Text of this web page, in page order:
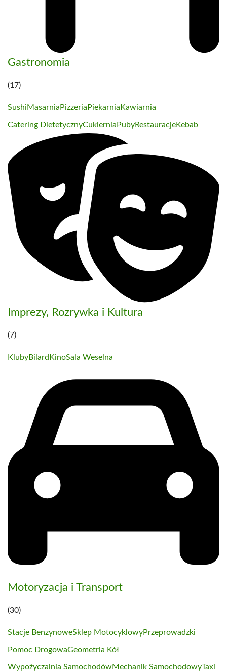
Gastronomia
(17)
SushiMasarnia Pizzeria Piekarnia Kawiarnia
Catering DietetycznyCukiernia PubyRestauracjeKebab
Imprezy, Rozrywka i Kultura
(7)
KlubyBilard KinoSala Weselna
Motoryzacja i Transport
(30)
Stacje BenzynoweSklep MotocyklowyPrzeprowadzki
Pomoc DrogowaGeometria Kół
Wypożyczalnia SamochodówMechanik SamochodowyTaxi